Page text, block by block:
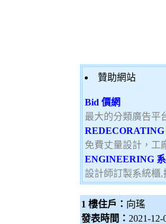
贊助網站
Bid 價網
最大的分類廣告平
REDECORATING
免費丈量設計，工
ENGINEERING
設計師訂製系統櫃
1 樓住戶： 向瑤
發表時間： 2021-12-